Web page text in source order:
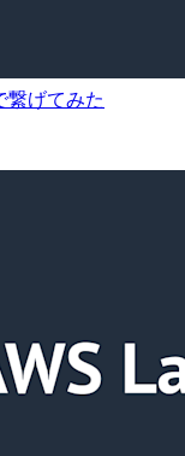
げてみた